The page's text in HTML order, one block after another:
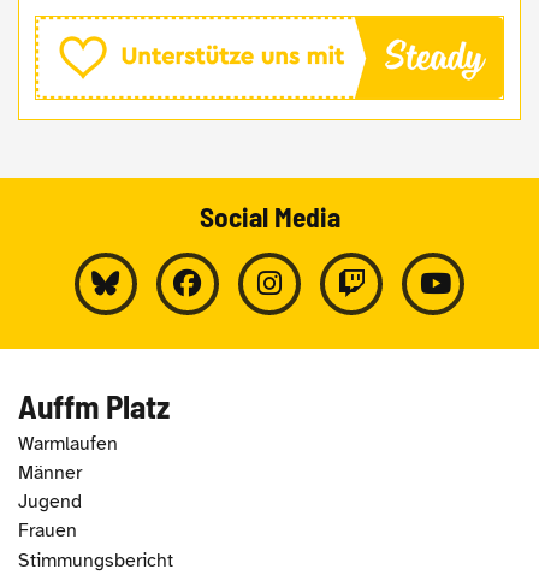
Social Media
Auffm Platz
Warmlaufen
Männer
Jugend
Frauen
Stimmungsbericht